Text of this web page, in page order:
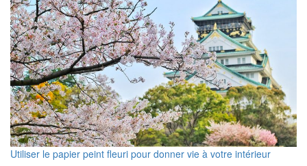
Utiliser le papier peint fleuri pour donner vie à votre intérieur